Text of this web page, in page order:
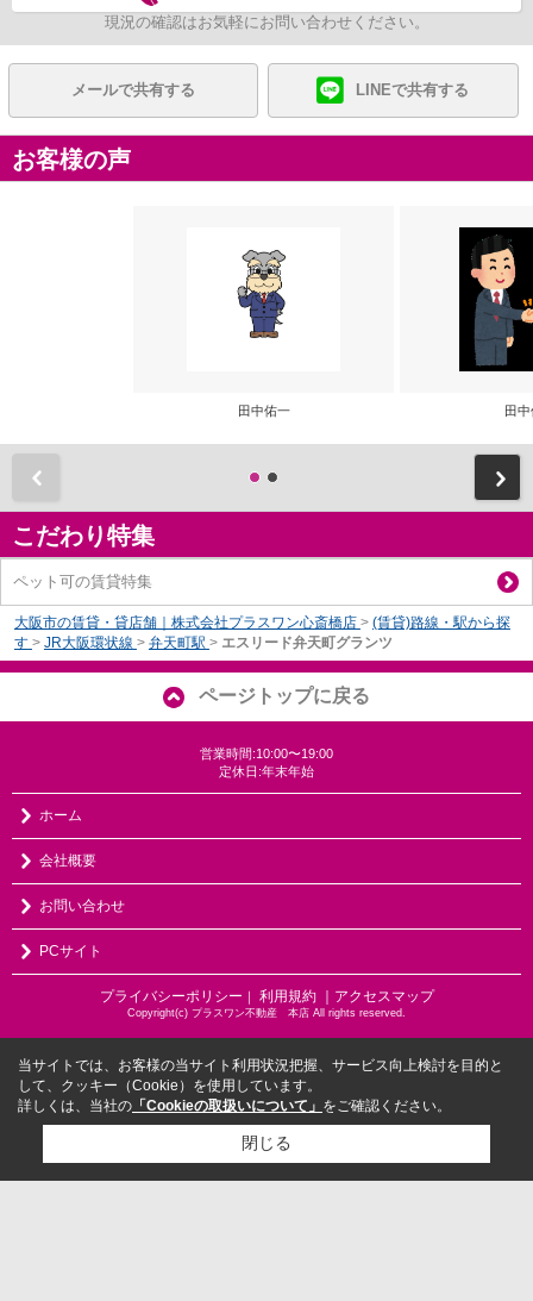
現況の確認はお気軽にお問い合わせください。
メールで共有する LINEで共有する
お客様の声
田中佑一 田
こだわり特集
ペット可の賃貸特集
大阪市の賃貸・貸店舗｜株式会社プラスワン心斎橋店 > (賃貸)路線・駅から探
す > JR大阪環状線 > 弁天町駅 > エスリード弁天町グランツ
ページトップに戻る
営業時間:10:00〜19:00
定休日:年末年始
ホーム
会社概要
お問い合わせ
PCサイト
プライバシーポリシー 利用規約 ｜アクセスマップ
Copyright(c) プラスワン不動産 本店 All rights reserved.
当サイトでは、お客様の当サイト利用状況把握、サービス向上検討を目的と
して、クッキー（Cookie）を使用しています。
詳しくは、当社の 「Cookieの取扱いについて」 をご確認ください。
閉じる